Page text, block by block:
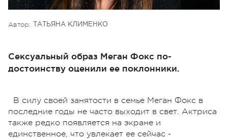
Автор: ТАТЬЯНА КЛИМЕНКО
Сексуальный образ Меган Фокс по-
достоинству оценили ее поклонники.
В силу своей занятости в семье Меган Фокс в
последние годы не часто выходит в свет. Актриса
также редко появляется на экране и
единственное, что увлекает ее сейчас -